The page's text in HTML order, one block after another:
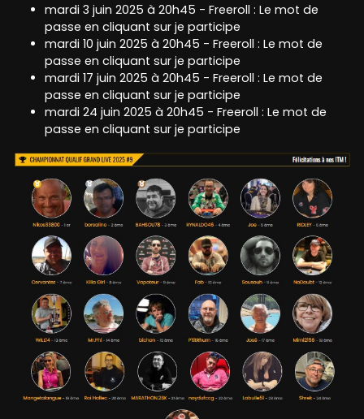
mardi 3 juin 2025 à 20h45 - Freeroll : Le mot de
passe en cliquant sur je participe
mardi 10 juin 2025 à 20h45 - Freeroll : Le mot de
passe en cliquant sur je participe
mardi 17 juin 2025 à 20h45 - Freeroll : Le mot de
passe en cliquant sur je participe
mardi 24 juin 2025 à 20h45 - Freeroll : Le mot de
passe en cliquant sur je participe